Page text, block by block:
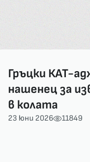
Гръцки КАТ-
нашенец за
в колата
23 юни 2026 11849